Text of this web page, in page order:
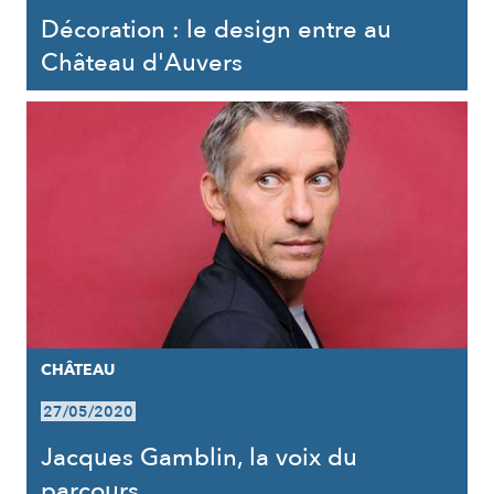
Décoration : le design entre au
Château d'Auvers
CHÂTEAU
27/05/2020
Jacques Gamblin, la voix du